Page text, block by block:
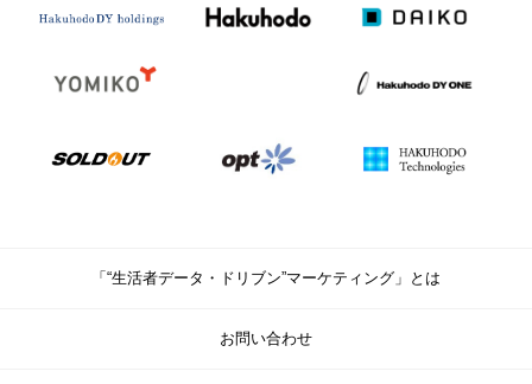
「“生活者データ・ドリブン”マーケティング」とは
お問い合わせ